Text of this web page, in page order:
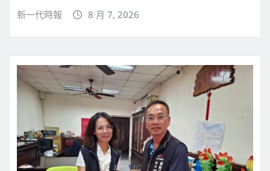
新一代時報 8 月 7, 2026